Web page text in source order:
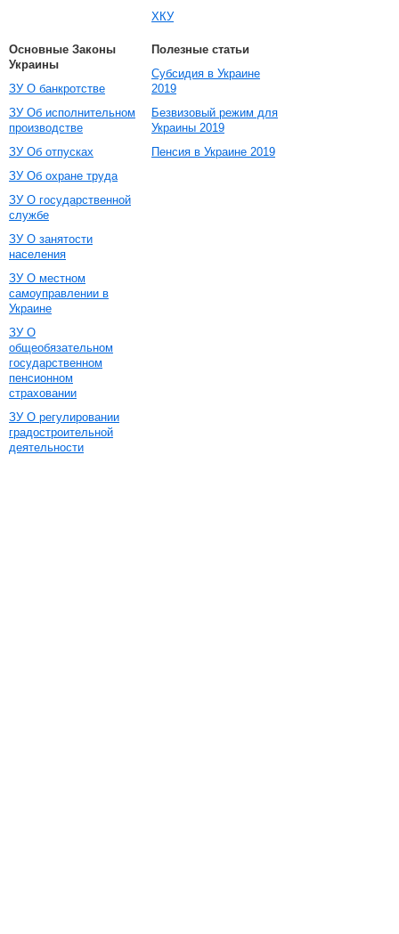
ХКУ
Основные Законы
Украины
ЗУ О банкротстве
ЗУ Об исполнительном
производстве
ЗУ Об отпусках
ЗУ Об охране труда
ЗУ О государственной
службе
ЗУ О занятости
населения
ЗУ О местном
самоуправлении в
Украине
ЗУ О
общеобязательном
государственном
пенсионном
страховании
ЗУ О регулировании
градостроительной
деятельности
Полезные статьи
Субсидия в Украине
2019
Безвизовый режим для
Украины 2019
Пенсия в Украине 2019